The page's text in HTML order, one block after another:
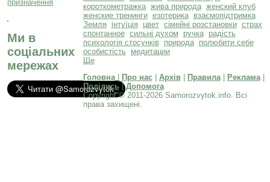
Ми в
соціальних
мережах
короткометражка жива природа женский клуб
женские тренинги езотерика
взаємопідтримка
Земля
інтуїція цвет сімейні розстановки страх
спонтанное сильні духом ручка
радість
психологія стосунків
природа
полюбити себе
особистість
медитации
Ще
Головна| Про нас| Архів| Правила| Реклама|
Поділись|Допомога
Copyright © 2011-2026 Samorozvytok.info. Всі
права захищені.